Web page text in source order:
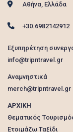
Αθήνα, Ελλάδα
+30.6982142912
Εξυπηρέτηση
info@tripntravel.gr
Αναμνηστικά
merch@tripntravel.gr
ΑΡΧΙΚΗ
Θεματικός
Ετοιμάζω Ταξίδι